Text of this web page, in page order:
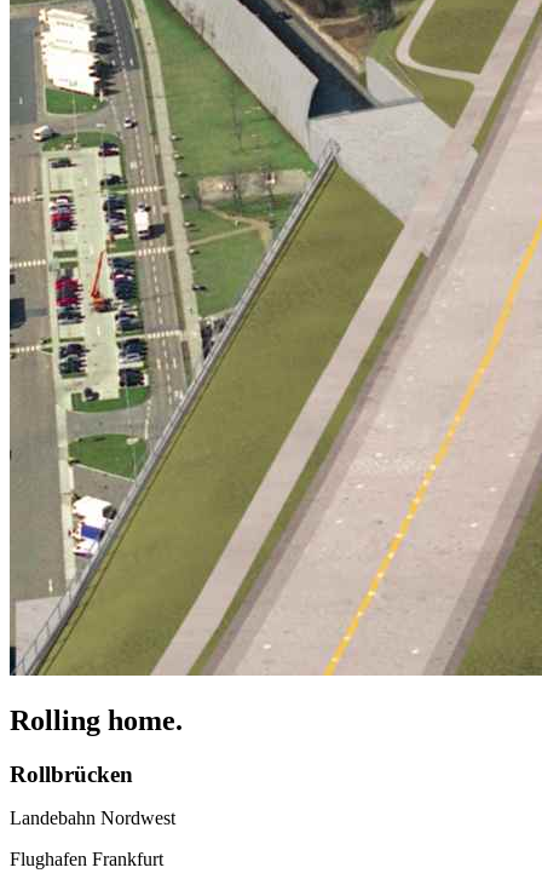
Rolling home.
Rollbrücken
Landebahn Nordwest
Flughafen Frankfurt